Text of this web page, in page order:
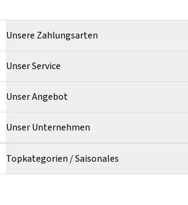
Unsere Zahlungsarten
Unser Service
Unser Angebot
Unser Unternehmen
Topkategorien / Saisonales